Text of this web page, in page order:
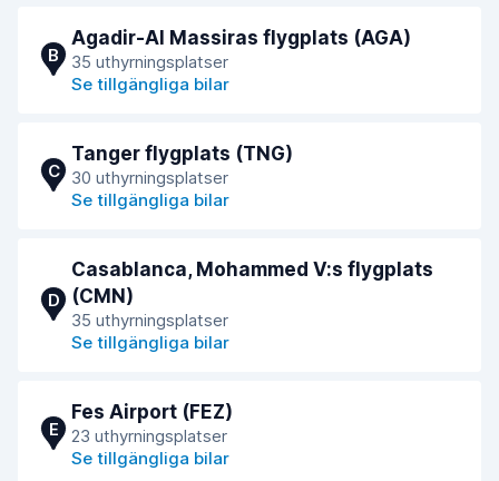
B
Agadir-Al Massiras flygplats (AGA)
35 uthyrningsplatser
Se tillgängliga bilar
C
Tanger flygplats (TNG)
30 uthyrningsplatser
Se tillgängliga bilar
D
Casablanca, Mohammed V:s flygplats
(CMN)
35 uthyrningsplatser
Se tillgängliga bilar
E
Fes Airport (FEZ)
23 uthyrningsplatser
Se tillgängliga bilar